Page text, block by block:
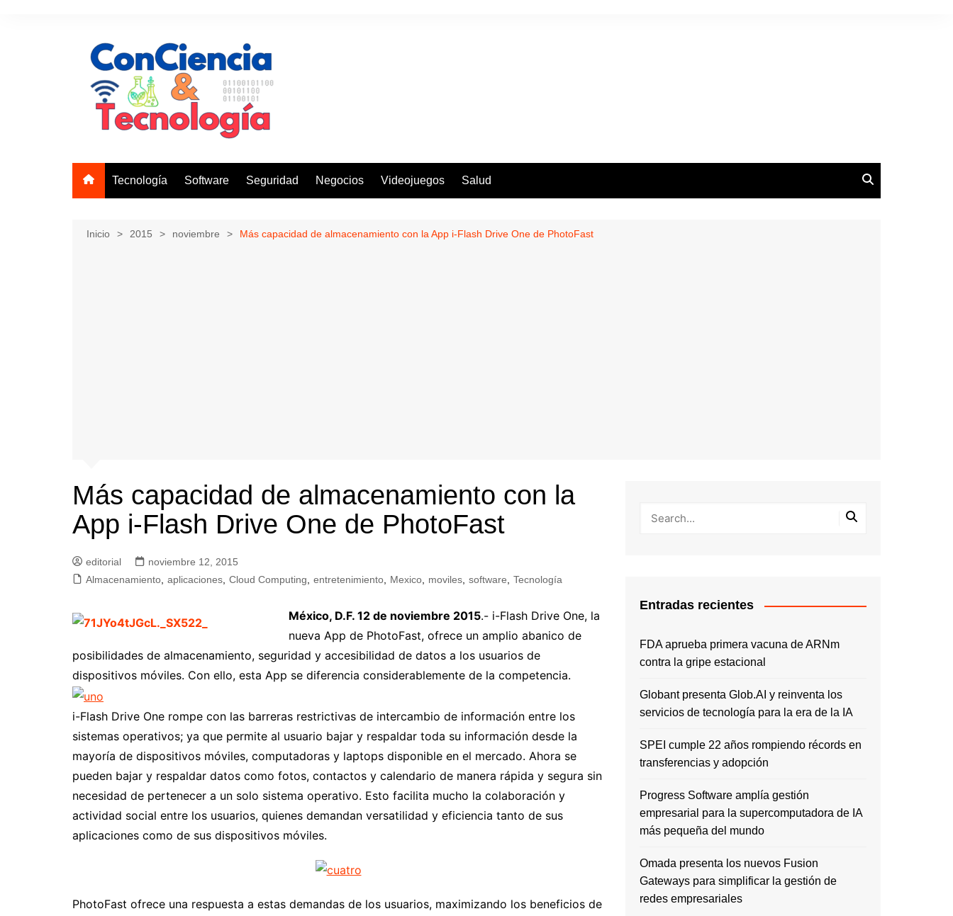
Tecnología Software Seguridad Negocios Videojuegos Salud
Inicio 2015 noviembre Más capacidad de almacenamiento con la App i-Flash Drive One de PhotoFast
Más capacidad de almacenamiento con la
App i-Flash Drive One de PhotoFast
editorial
noviembre 12, 2015
Almacenamiento aplicaciones Cloud Computing entretenimiento Mexico moviles software Tecnología
México, D.F. 12 de noviembre 2015.- i-Flash Drive One, la
nueva App de PhotoFast, ofrece un amplio abanico de
posibilidades de almacenamiento, seguridad y accesibilidad de datos a los usuarios de
dispositivos móviles. Con ello, esta App se diferencia considerablemente de la competencia.
i-Flash Drive One rompe con las barreras restrictivas de intercambio de información entre los
sistemas operativos; ya que permite al usuario bajar y respaldar toda su información desde la
mayoría de dispositivos móviles, computadoras y laptops disponible en el mercado. Ahora se
pueden bajar y respaldar datos como fotos, contactos y calendario de manera rápida y segura sin
necesidad de pertenecer a un solo sistema operativo. Esto facilita mucho la colaboración y
actividad social entre los usuarios, quienes demandan versatilidad y eficiencia tanto de sus
aplicaciones como de sus dispositivos móviles.
PhotoFast ofrece una respuesta a estas demandas de los usuarios, maximizando los beneficios de
Entradas recientes
FDA aprueba primera vacuna de ARNm
contra la gripe estacional
Globant presenta Glob.AI y reinventa los
servicios de tecnología para la era de la IA
SPEI cumple 22 años rompiendo récords en
transferencias y adopción
Progress Software amplía gestión
empresarial para la supercomputadora de IA
más pequeña del mundo
Omada presenta los nuevos Fusion
Gateways para simplificar la gestión de
redes empresariales